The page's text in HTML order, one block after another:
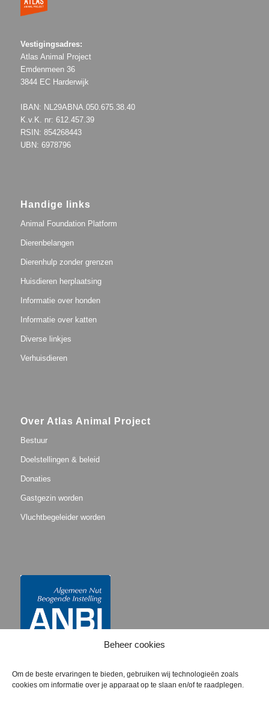
Beheer cookies
Om de beste ervaringen te bieden, gebruiken wij technologieën zoals
cookies om informatie over je apparaat op te slaan en/of te raadplegen.
Vestigingsadres:
Atlas Animal Project
Emdenmeen 36
3844 EC Harderwijk
IBAN: NL29ABNA.050.675.38.40
K.v.K. nr: 612.457.39
RSIN: 854268443
UBN: 6978796
Handige links
Animal Foundation Platform
Dierenbelangen
Dierenhulp zonder grenzen
Huisdieren herplaatsing
Informatie over honden
Informatie over katten
Diverse linkjes
Verhuisdieren
Over Atlas Animal Project
Bestuur
Doelstellingen & beleid
Donaties
Gastgezin worden
Vluchtbegeleider worden